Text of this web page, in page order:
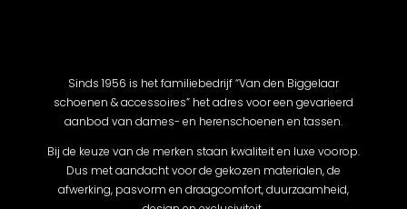
Sinds 1956 is het familiebedrijf “Van den Biggelaar
schoenen & accessoires” het adres voor een gevarieerd
aanbod van dames- en herenschoenen en tassen.
Bij de keuze van de merken staan kwaliteit en luxe voorop.
Dus met aandacht voor de gekozen materialen, de
afwerking, pasvorm en draagcomfort, duurzaamheid,